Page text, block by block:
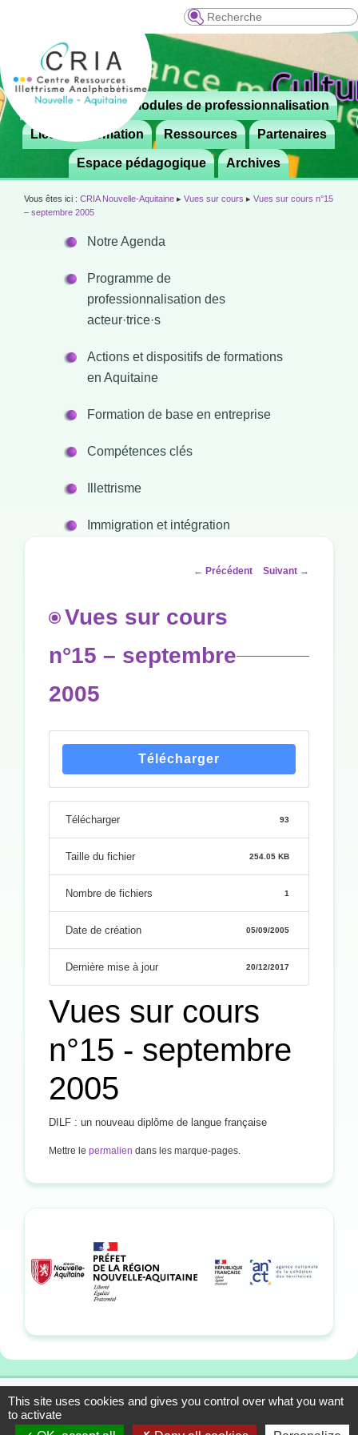
Recherche
Menu
principal
Aller
contenu
principal
 Le CRIA Modules de professionnalisation
Lieux de formation Ressources Partenaires
Espace pédagogique Archives
Vous êtes ici : CRIA Nouvelle-Aquitaine ▸ Vues sur cours ▸ Vues sur cours n°15
– septembre 2005
Notre Agenda
Programme de
professionnalisation des
acteur·trice·s
Actions et dispositifs de formations
en Aquitaine
Formation de base en entreprise
Compétences clés
Illettrisme
Immigration et intégration
Navigation
← Précédent Suivant →
Vues sur cours
n°15 – septembre
2005
Télécharger
Télécharger 93
Taille du fichier 254.05 KB
Nombre de fichiers 1
Date de création 05/09/2005
Dernière mise à jour 20/12/2017
Vues sur cours
n°15 - septembre
2005
DILF : un nouveau diplôme de langue française
Mettre le permalien dans les marque-pages.
13-15 allée du Colonel
Fabien, 33310 Lormont
Mentions légales
Plan du site
This site uses cookies and gives you control over what you want
to activate